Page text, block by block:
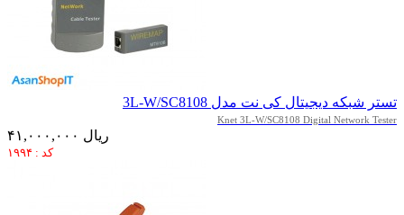
تستر شبکه دیجیتال کی نت مدل 3L-W/SC8108
Knet 3L-W/SC8108 Digital Network Tester
۴۱,۰۰۰,۰۰۰ ریال
کد : ۱۹۹۴